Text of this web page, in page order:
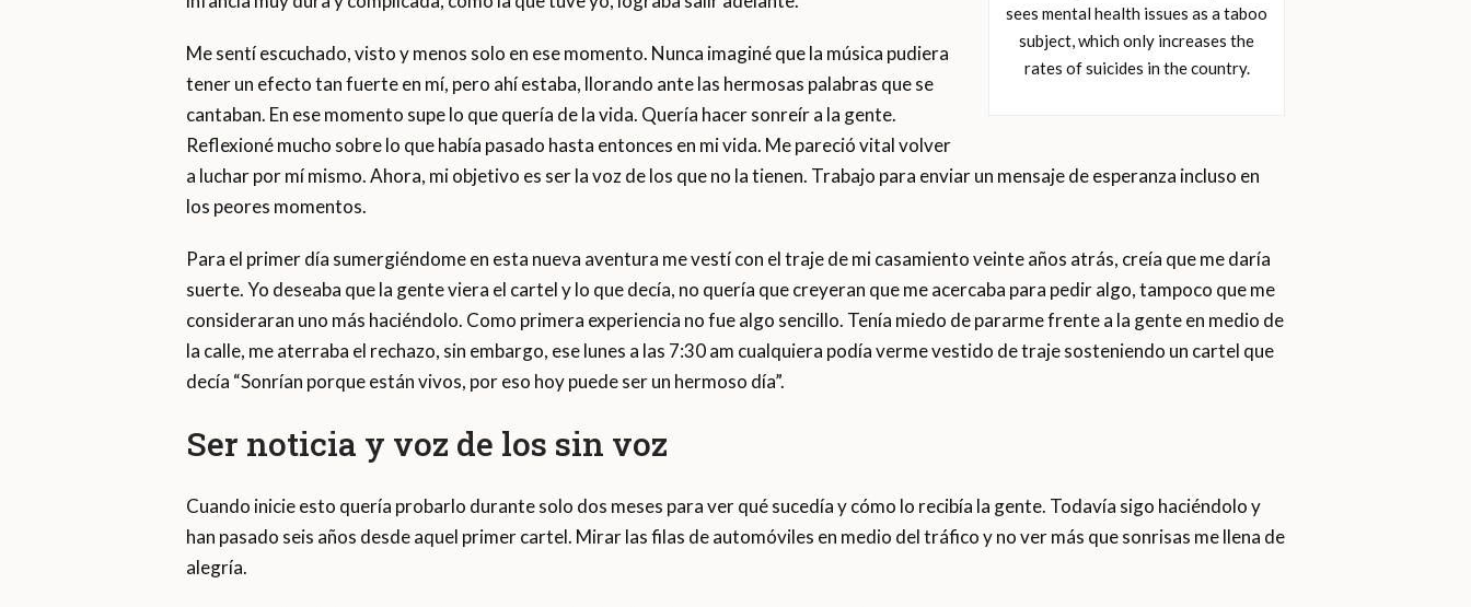
sees mental health issues as a taboo
subject, which only increases the
rates of suicides in the country.
Me sentí escuchado, visto y menos solo en ese momento. Nunca imaginé que la música pudiera
tener un efecto tan fuerte en mí, pero ahí estaba, llorando ante las hermosas palabras que se
cantaban. En ese momento supe lo que quería de la vida. Quería hacer sonreír a la gente.
Reflexioné mucho sobre lo que había pasado hasta entonces en mi vida. Me pareció vital volver
a luchar por mí mismo. Ahora, mi objetivo es ser la voz de los que no la tienen. Trabajo para enviar un mensaje de esperanza incluso en
los peores momentos.
Para el primer día sumergiéndome en esta nueva aventura me vestí con el traje de mi casamiento veinte años atrás, creía que me daría
suerte. Yo deseaba que la gente viera el cartel y lo que decía, no quería que creyeran que me acercaba para pedir algo, tampoco que me
consideraran uno más haciéndolo. Como primera experiencia no fue algo sencillo. Tenía miedo de pararme frente a la gente en medio de
la calle, me aterraba el rechazo, sin embargo, ese lunes a las 7:30 am cualquiera podía verme vestido de traje sosteniendo un cartel que
decía “Sonrían porque están vivos, por eso hoy puede ser un hermoso día”.
Ser noticia y voz de los sin voz
Cuando inicie esto quería probarlo durante solo dos meses para ver qué sucedía y cómo lo recibía la gente. Todavía sigo haciéndolo y
han pasado seis años desde aquel primer cartel. Mirar las filas de automóviles en medio del tráfico y no ver más que sonrisas me llena de
alegría.